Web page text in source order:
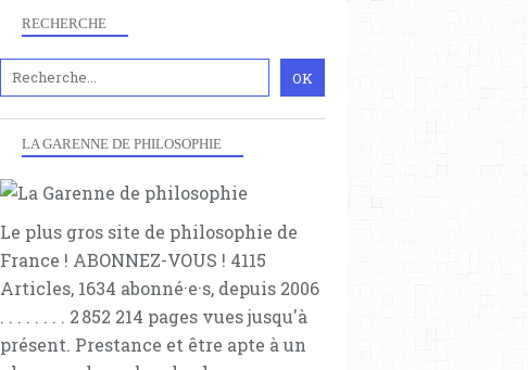
RECHERCHE
LA GARENNE DE PHILOSOPHIE
Le plus gros site de philosophie de
France ! ABONNEZ-VOUS ! 4115
Articles, 1634 abonné·e·s, depuis 2006
. . . . . . . . 2 852 214 pages vues jusqu'à
présent. Prestance et être apte à un